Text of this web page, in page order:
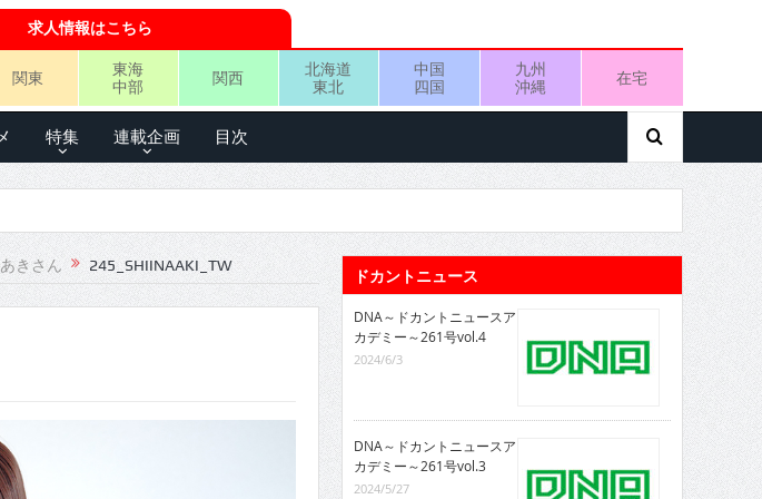
求人情報はこちら
関東
東海
中部
関西
北海道
東北
中国
四国
九州
沖縄
在宅
特集 連載企画 目次
きさん 245_SHIINAAKI_TW
ドカントニュース
DNA～ドカントニュースア
カデミー～261号vol.4
2024/6/3
DNA～ドカントニュースア
カデミー～261号vol.3
2024/5/27